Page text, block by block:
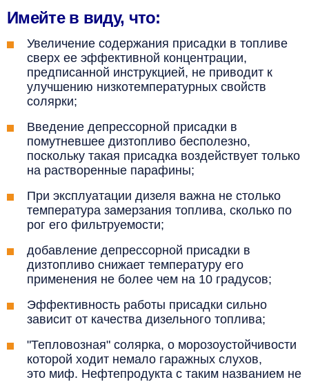
Имейте в виду, что:
Увеличение содержания присадки в топливе
сверх ее эффективной концентрации,
предписанной инструкцией, не приводит к
улучшению низкотемпературных свойств
солярки;
Введение депрессорной присадки в
помутневшее дизтопливо бесполезно,
поскольку такая присадка воздействует только
на растворенные парафины;
При эксплуатации дизеля важна не столько
температура замерзания топлива, сколько по
рог его фильтруемости;
добавление депрессорной присадки в
дизтопливо снижает температуру его
применения не более чем на 10 градусов;
Эффективность работы присадки сильно
зависит от качества дизельного топлива;
"Тепловозная" солярка, о морозоустойчивости
которой ходит немало гаражных слухов,
это миф. Нефтепродукта с таким названием не